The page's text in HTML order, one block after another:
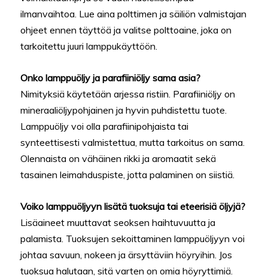
ilmanvaihtoa. Lue aina polttimen ja säiliön valmistajan
ohjeet ennen täyttöä ja valitse polttoaine, joka on
tarkoitettu juuri lamppukäyttöön.
Onko lamppuöljy ja parafiiniöljy sama asia?
Nimityksiä käytetään arjessa ristiin. Parafiiniöljy on
mineraaliöljypohjainen ja hyvin puhdistettu tuote.
Lamppuöljy voi olla parafiinipohjaista tai
synteettisesti valmistettua, mutta tarkoitus on sama.
Olennaista on vähäinen rikki ja aromaatit sekä
tasainen leimahduspiste, jotta palaminen on siistiä.
Voiko lamppuöljyyn lisätä tuoksuja tai eteerisiä öljyjä?
Lisäaineet muuttavat seoksen haihtuvuutta ja
palamista. Tuoksujen sekoittaminen lamppuöljyyn voi
johtaa savuun, nokeen ja ärsyttäviin höyryihin. Jos
tuoksua halutaan, sitä varten on omia höyryttimiä.